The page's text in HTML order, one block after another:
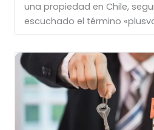
una propiedad en Chile,
escuchado el término